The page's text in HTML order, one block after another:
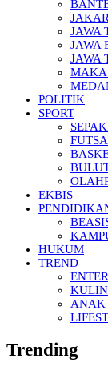
JAWA
JAWA
JAWA
POLITIK
SPORT
EKBIS
HUKUM
TREND
ANAK
Trending